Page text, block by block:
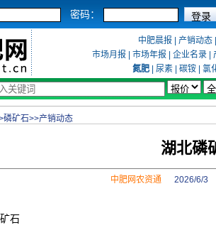
密码：
中肥晨报 产销动态
市场月报
市场年报 企业名录
氮肥
尿素 碳铵
氯
磷矿石>>产销动态
湖北磷
中肥网农资通2026/6/3
石